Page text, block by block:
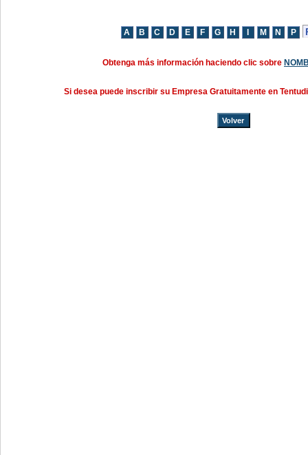
Obtenga más información haciendo clic sobre
Si desea puede inscribir su Empresa Gratuitamente en
Volver